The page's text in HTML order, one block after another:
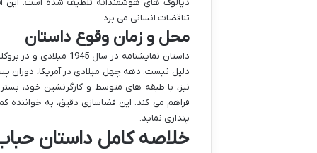
دیالوگ های هوشمندانه تلطیف شده است. این
تناقضات انسانی می برد.
محل و زمان وقوع داستان
داستان نمایشنامه
دلیل نیست. دهه چهل میلادی در آمریکا، دوران
نیز، با طبقه های متوسط و کارگرنشین خود،
فراهم می کند. این فضاسازی دقیق، به
پنداری نماید.
خلاصه کامل داستان